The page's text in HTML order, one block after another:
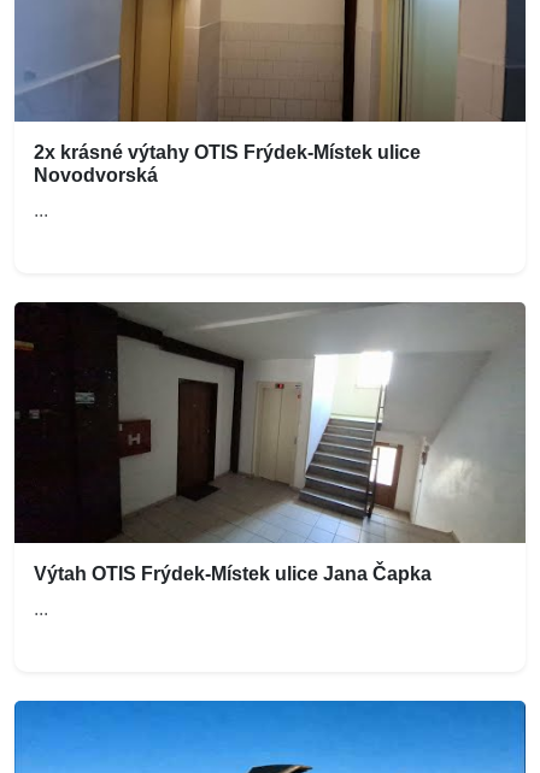
2x krásné výtahy OTIS Frýdek-Místek ulice
Novodvorská
...
Výtah OTIS Frýdek-Místek ulice Jana Čapka
...